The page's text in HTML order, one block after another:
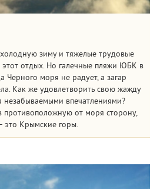
зиму и тяжелые трудовые
отдых. Но галечные пляжи ЮБК в
Черного моря не радует, а загар
Как же удовлетворить свою жажду
незабываемыми впечатлениями?
противоположную от моря сторону,
это Крымские горы.